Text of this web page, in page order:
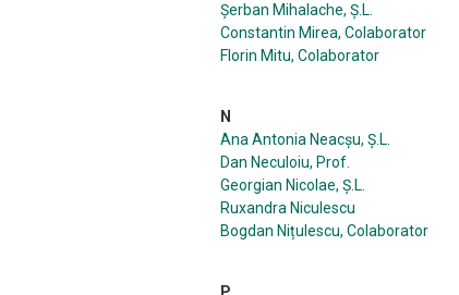
Șerban Mihalache, Ș.L.
Constantin Mirea, Colaborator
Florin Mitu, Colaborator
N
Ana Antonia Neacșu, Ș.L.
Dan Neculoiu, Prof.
Georgian Nicolae, Ș.L.
Ruxandra Niculescu
Bogdan Nițulescu, Colaborator